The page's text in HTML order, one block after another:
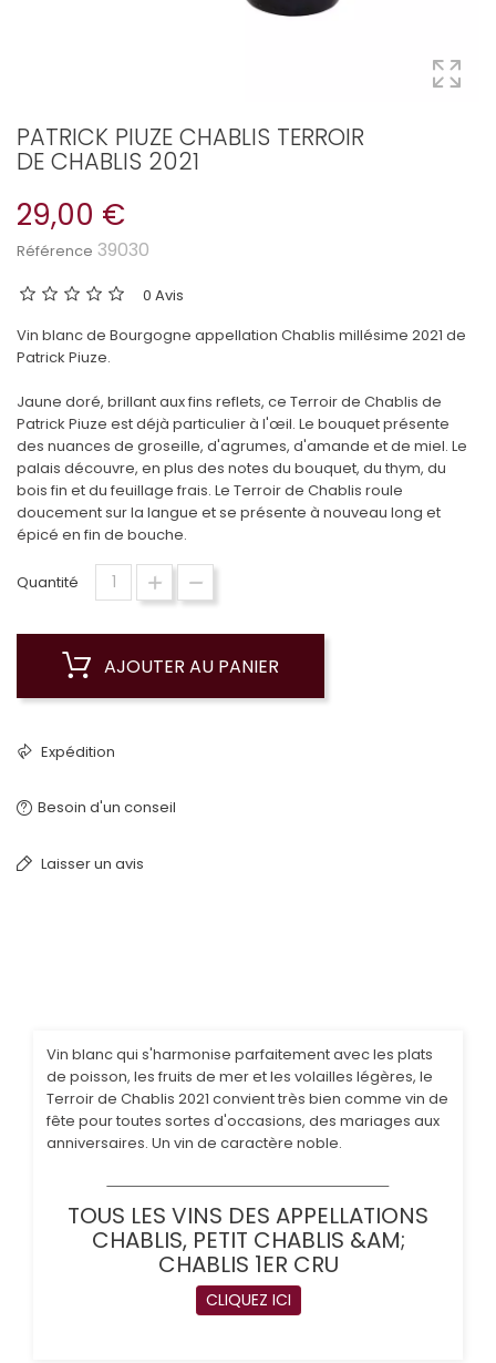
PATRICK PIUZE CHABLIS TERROIR
DE CHABLIS 2021
29,00 €
Référence 39030
0 Avis
Vin blanc de Bourgogne appellation Chablis millésime 2021 de
Patrick Piuze.
Jaune doré, brillant aux fins reflets, ce Terroir de Chablis de
Patrick Piuze est déjà particulier à l'œil. Le bouquet présente
des nuances de groseille, d'agrumes, d'amande et de miel. Le
palais découvre, en plus des notes du bouquet, du thym, du
bois fin et du feuillage frais. Le Terroir de Chablis roule
doucement sur la langue et se présente à nouveau long et
épicé en fin de bouche.
Quantité
AJOUTER AU PANIER
Expédition
Besoin d'un conseil
Laisser un avis
Vin blanc qui s'harmonise parfaitement avec les plats
de poisson, les fruits de mer et les volailles légères, le
Terroir de Chablis 2021 convient très bien comme vin de
fête pour toutes sortes d'occasions, des mariages aux
anniversaires. Un vin de caractère noble.
TOUS LES VINS DES APPELLATIONS
CHABLIS, PETIT CHABLIS &AM;
CHABLIS 1ER CRU
CLIQUEZ ICI